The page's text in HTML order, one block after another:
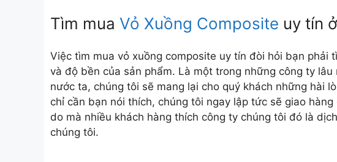
Tìm mua Vỏ Xuồng Composite uy tín
Việc tìm mua vỏ xuồng composite uy tín đòi hỏi bạn phải
và độ bền của sản phẩm. Là một trong những công ty
nước ta, chúng tôi sẽ mang lại cho quý khách những hài
chỉ cần bạn nói thích, chúng tôi ngay lập tức sẽ giao
do mà nhiều khách hàng thích công ty chúng tôi đó là
chúng tôi.